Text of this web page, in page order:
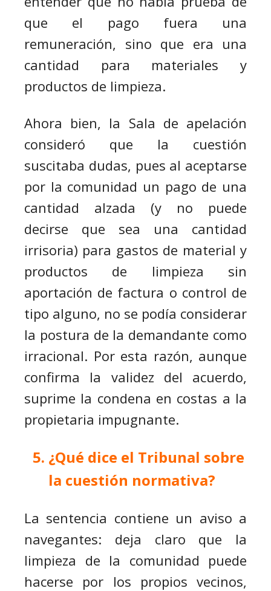
que el pago fuera una
remuneración, sino que era una
cantidad para materiales y
productos de limpieza.
Ahora bien, la Sala de apelación
consideró que la cuestión
suscitaba dudas, pues al aceptarse
por la comunidad un pago de una
cantidad alzada (y no puede
decirse que sea una cantidad
irrisoria) para gastos de material y
productos de limpieza sin
aportación de factura o control de
tipo alguno, no se podía considerar
la postura de la demandante como
irracional. Por esta razón, aunque
confirma la validez del acuerdo,
suprime la condena en costas a la
propietaria impugnante.
¿Qué dice el Tribunal sobre
la cuestión normativa?
La sentencia contiene un aviso a
navegantes: deja claro que la
limpieza de la comunidad puede
hacerse por los propios vecinos,